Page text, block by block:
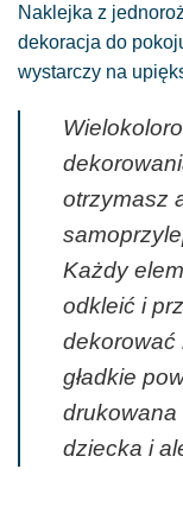
Naklejka z
dekoracja do
wystarczy na
otrzymasz
Każdy
odkleić i
dekorować
gładkie
drukowana
dziecka i